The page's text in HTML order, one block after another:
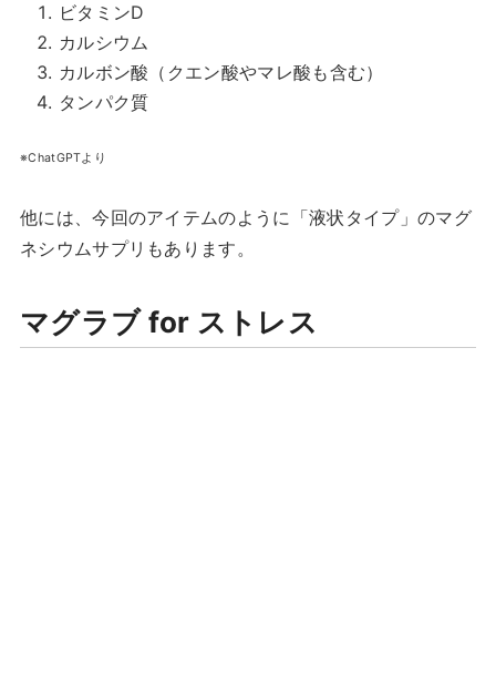
ビタミンD
カルシウム
カルボン酸（クエン酸やマレ酸も含む）
タンパク質
※ChatGPTより
他には、今回のアイテムのように「液状タイプ」のマグ
ネシウムサプリもあります。
マグラブ for ストレス